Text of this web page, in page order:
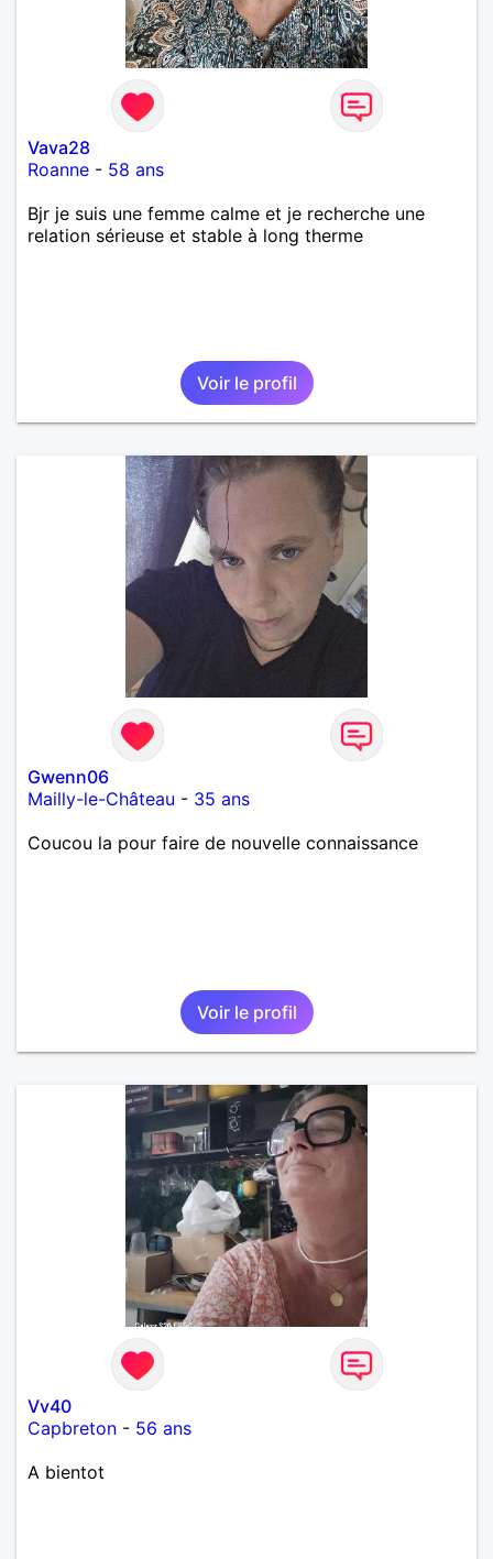
Vava28
Roanne - 58 ans
Bjr je suis une femme calme et je recherche une
relation sérieuse et stable à long therme
Voir le profil
Gwenn06
Mailly-le-Château - 35 ans
Coucou la pour faire de nouvelle connaissance
Voir le profil
Vv40
Capbreton - 56 ans
A bientot